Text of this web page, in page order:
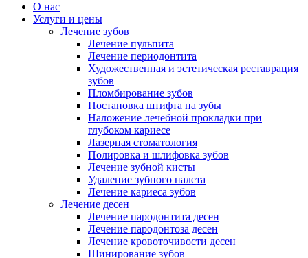
О нас
Услуги и цены
Лечение зубов
Лечение пульпита
Лечение периодонтита
Художественная и эстетическая реставрация
зубов
Пломбирование зубов
Постановка штифта на зубы
Наложение лечебной прокладки при
глубоком кариесе
Лазерная стоматология
Полировка и шлифовка зубов
Лечение зубной кисты
Удаление зубного налета
Лечение кариеса зубов
Лечение десен
Лечение пародонтита десен
Лечение пародонтоза десен
Лечение кровоточивости десен
Шинирование зубов